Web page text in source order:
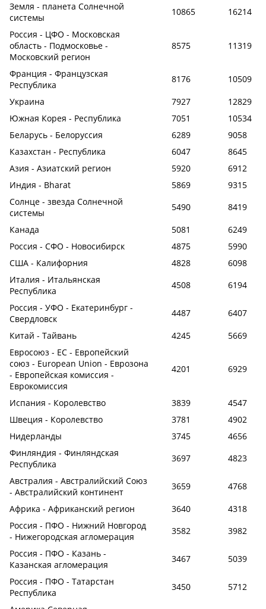
Земля - планета Солнечной
системы
10865
16214
Россия - ЦФО - Московская
область - Подмосковье -
Московский регион
8575 11319
Франция - Французская
Республика
8176
10509
Украина
7927
12829
Южная Корея - Республика
7051
10534
Беларусь - Белоруссия
6289
9058
Казахстан - Республика
6047
8645
Азия - Азиатский регион
5920
6912
Индия - Bharat
5869
9315
Солнце - звезда Солнечной
системы
5490
8419
Канада
5081
6249
Россия - СФО - Новосибирск
4875
5990
США - Калифорния
4828
6098
Италия - Итальянская
Республика
4508
6194
Россия - УФО - Екатеринбург -
Свердловск
4487
6407
Китай - Тайвань
4245
5669
Евросоюз - ЕС - Европейский
союз - European Union - Еврозона
- Европейская комиссия -
Еврокомиссия
4201 6929
Испания - Королевство 3839
4547
Швеция - Королевство
3781
4902
Нидерланды
3745
4656
Финляндия - Финляндская
Республика
3697
4823
Австралия - Австралийский Союз
- Австралийский континент
3659
4768
Африка - Африканский регион
3640
4318
Россия - ПФО - Нижний Новгород
- Нижегородская агломерация
3582
3982
Россия - ПФО - Казань -
Казанская агломерация
3467
5039
Россия - ПФО - Татарстан
Республика
3450
5712